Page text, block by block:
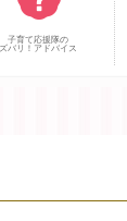
子育て応援隊の
ズバリ！アドバイス